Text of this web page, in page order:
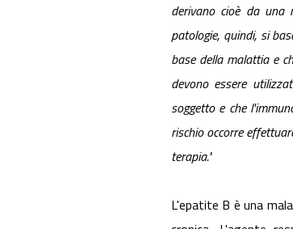
derivano cioè da una
patologie, quindi, si
base della malattia e
devono essere
soggetto e che
rischio occorre
terapia."
L'epatite B è una